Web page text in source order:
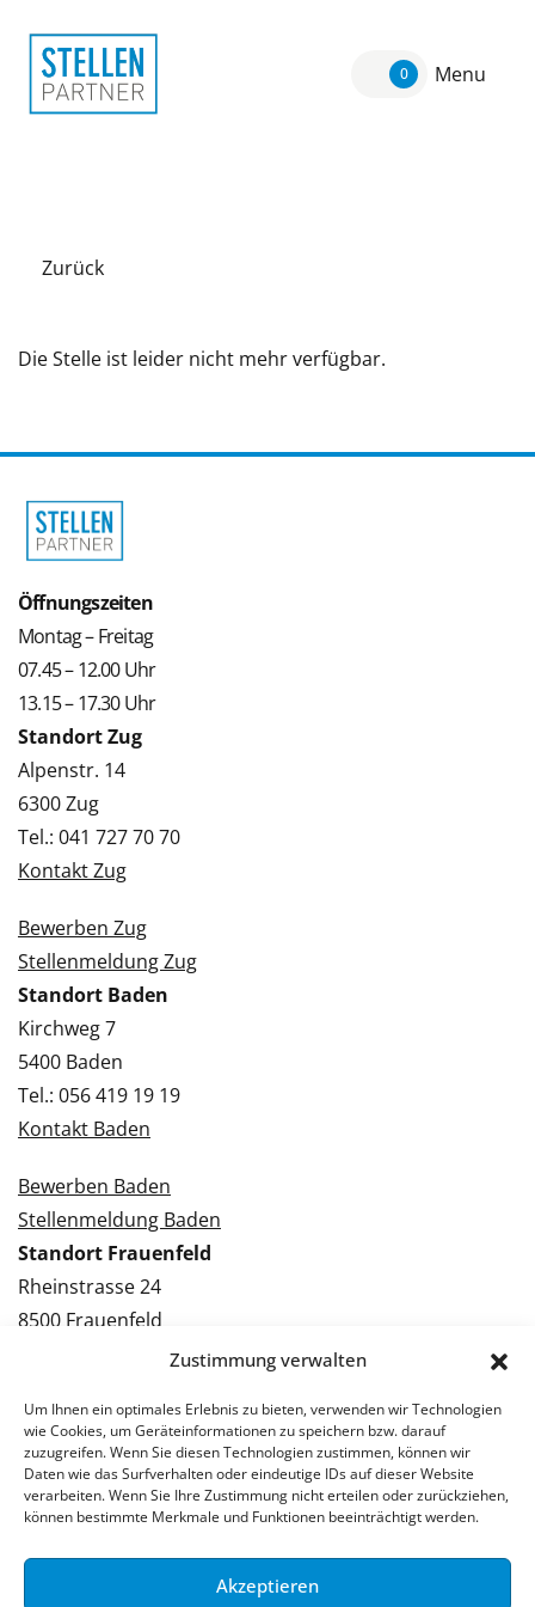
Zustimmung verwalten
Um Ihnen ein optimales Erlebnis zu bieten, verwenden wir Technologien
wie Cookies, um Geräteinformationen zu speichern bzw. darauf
zuzugreifen. Wenn Sie diesen Technologien zustimmen, können wir
Daten wie das Surfverhalten oder eindeutige IDs auf dieser Website
verarbeiten. Wenn Sie Ihre Zustimmung nicht erteilen oder zurückziehen,
können bestimmte Merkmale und Funktionen beeinträchtigt werden.
Akzeptieren
0 Menu
Zurück
Die Stelle ist leider nicht mehr verfügbar.
Öffnungszeiten
Montag – Freitag
07.45 – 12.00 Uhr
13.15 – 17.30 Uhr
Standort Zug
Alpenstr. 14
6300 Zug
Tel.: 041 727 70 70
Kontakt Zug
Bewerben Zug
Stellenmeldung Zug
Standort Baden
Kirchweg 7
5400 Baden
Tel.: 056 419 19 19
Kontakt Baden
Bewerben Baden
Stellenmeldung Baden
Standort Frauenfeld
Rheinstrasse 24
8500 Frauenfeld
Tel.: 052 224 09 09
Bewerben Frauenfeld
Stellenmeldung Frauenfeld
© 2026 Stellenpartner AG